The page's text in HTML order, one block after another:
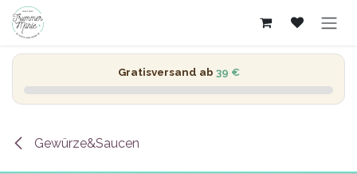
Zum Inhalt springen
Gratisversand ab 39 €
Gewürze&Saucen